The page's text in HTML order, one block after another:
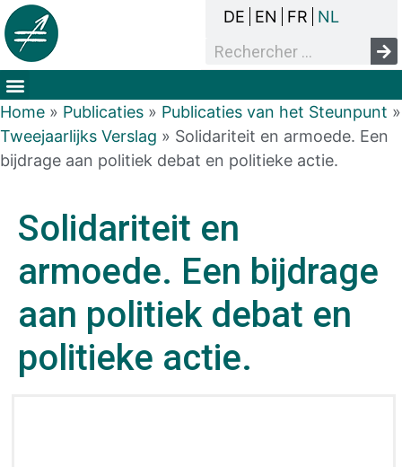
DE EN FR NL
Home » Publicaties » Publicaties van het Steunpunt »
Tweejaarlijks Verslag » Solidariteit en armoede. Een
bijdrage aan politiek debat en politieke actie.
Solidariteit en
armoede. Een bijdrage
aan politiek debat en
politieke actie.